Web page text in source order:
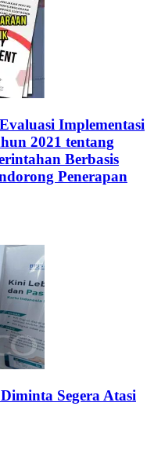
Implementasi
2021 tentang
Berbasis
Penerapan
Segera Atasi